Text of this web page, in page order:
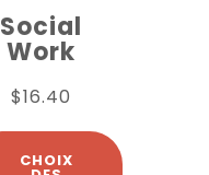
Social
Work
$16.40
CHOIX